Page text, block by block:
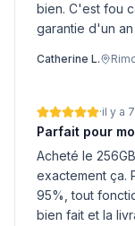
bien. C'est fou
garantie d'un
Catherine L.
·il y a
Parfait pour
Acheté le
exactement ça.
95%, tout
bien fait et la